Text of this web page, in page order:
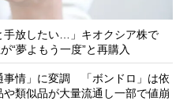
手放したい…」キオクシア株で
“夢よもう一度”と再購入
事情」に変調 「ボンドロ」は依
類似品が大量流通し一部で値崩